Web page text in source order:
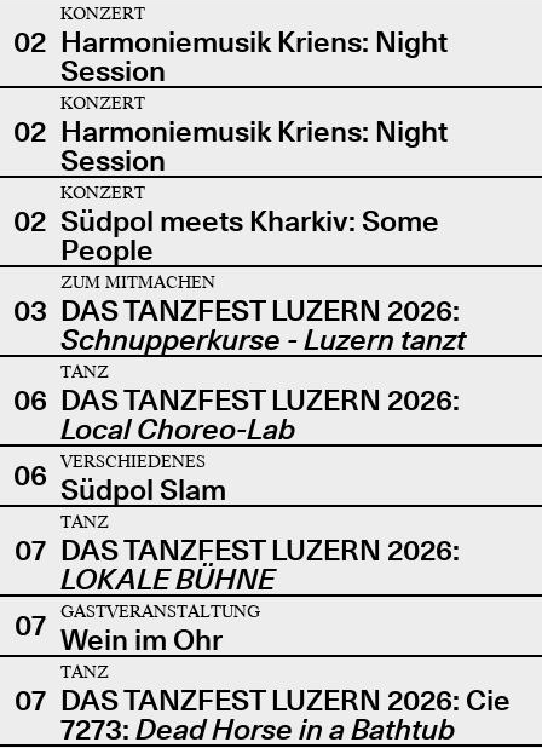
02
KONZERT
Harmoniemusik Kriens: Night
Session
02
KONZERT
Harmoniemusik Kriens: Night
Session
02
KONZERT
Südpol meets Kharkiv: Some
People
03
ZUM MITMACHEN
DAS TANZFEST LUZERN 2026:
Schnupperkurse - Luzern tanzt
06
TANZ
DAS TANZFEST LUZERN 2026:
Local Choreo-Lab
06
VERSCHIEDENES
Südpol Slam
07
TANZ
DAS TANZFEST LUZERN 2026:
LOKALE BÜHNE
07
GASTVERANSTALTUNG
Wein im Ohr
07
TANZ
DAS TANZFEST LUZERN 2026: Cie
7273: Dead Horse in a Bathtub